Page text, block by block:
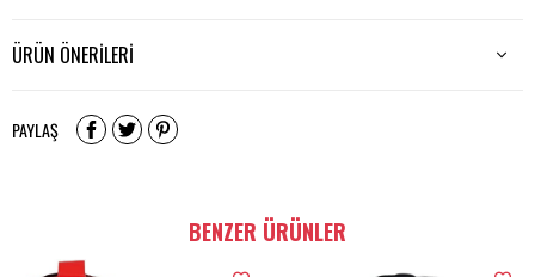
ÜRÜN ÖNERILERI
PAYLAŞ
BENZER ÜRÜNLER